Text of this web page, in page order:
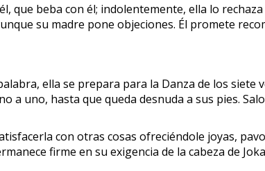
que beba con él; indolentemente, ella lo
su madre pone objeciones. Él promete
ella se prepara para la Danza de los
a uno, hasta que queda desnuda a sus pies.
con otras cosas ofreciéndole joyas,
firme en su exigencia de la cabeza de